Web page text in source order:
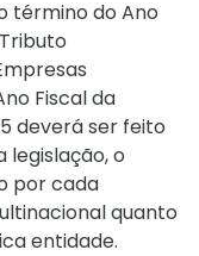
término do Ano
Fiscal da
deverá ser feito
legislação, o
por cada
quanto
entidade.